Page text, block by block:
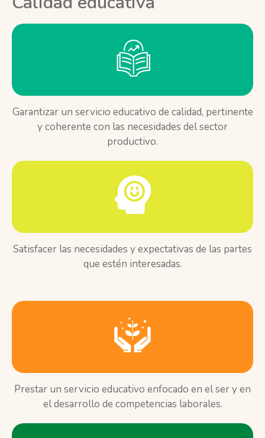
Garantizar un servicio educativo de calidad, pertinente
y coherente con las necesidades del sector
productivo.
Satisfacer las necesidades y expectativas de las partes
que estén interesadas.
Prestar un servicio educativo enfocado en el ser y en
el desarrollo de competencias laborales.